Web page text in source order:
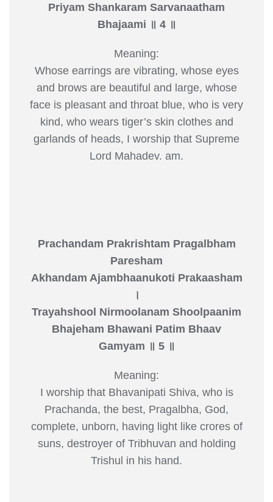
Priyam Shankaram Sarvanaatham
Bhajaami ॥ 4 ॥
Meaning:
Whose earrings are vibrating, whose eyes
and brows are beautiful and large, whose
face is pleasant and throat blue, who is very
kind, who wears tiger’s skin clothes and
garlands of heads, I worship that Supreme
Lord Mahadev. am.
Prachandam Prakrishtam Pragalbham
Paresham
Akhandam Ajambhaanukoti Prakaasham
।
Trayahshool Nirmoolanam Shoolpaanim
Bhajeham Bhawani Patim Bhaav
Gamyam ॥ 5 ॥
Meaning:
I worship that Bhavanipati Shiva, who is
Prachanda, the best, Pragalbha, God,
complete, unborn, having light like crores of
suns, destroyer of Tribhuvan and holding
Trishul in his hand.